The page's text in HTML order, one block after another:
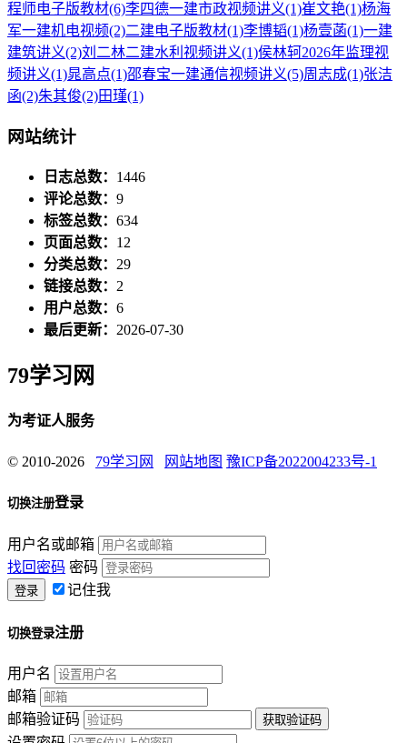
程师电子版教材(6)李四德一建市政视频讲义(1)崔文艳(1)杨海
军一建机电视频(2)二建电子版教材(1)李博韬(1)杨壹菡(1)一建
建筑讲义(2)刘二林二建水利视频讲义(1)侯林轲2026年监理视
频讲义(1)晁高点(1)邵春宝一建通信视频讲义(5)周志成(1)张洁
函(2)朱其俊(2)田瑾(1)
网站统计
日志总数： 1446
评论总数： 9
标签总数： 634
页面总数： 12
分类总数： 29
链接总数： 2
用户总数： 6
最后更新： 2026-07-30
79学习网
为考证人服务
© 2010-2026 79学习网 网站地图 豫ICP备2022004233号-1
切换注册登录
用户名或邮箱
找回密码 密码
记住我
切换登录注册
用户名
邮箱
邮箱验证码